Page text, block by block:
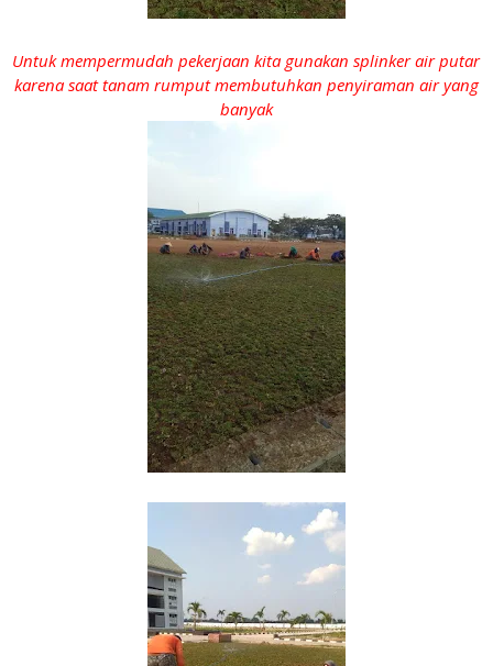
Untuk mempermudah pekerjaan kita gunakan splinker air putar
karena saat tanam rumput membutuhkan penyiraman air yang
banyak